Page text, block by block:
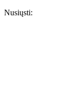
Nusiųsti: